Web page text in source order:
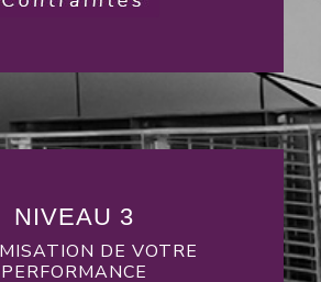
NIVEAU 3
DE VOTRE
PERFORMANCE